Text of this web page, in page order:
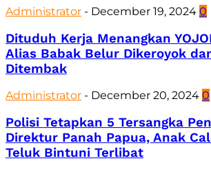
Administrator - December 19, 2024 0
Dituduh Kerja Menangkan
Alias Babak Belur Dikeroyok
Ditembak
Administrator - December 20, 2024 0
Polisi Tetapkan 5 Tersangka
Direktur Panah Papua, Anak
Teluk Bintuni Terlibat